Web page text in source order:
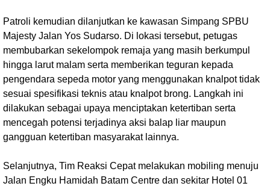
Patroli kemudian dilanjutkan ke kawasan Simpang SPBU
Majesty Jalan Yos Sudarso. Di lokasi tersebut, petugas
membubarkan sekelompok remaja yang masih berkumpul
hingga larut malam serta memberikan teguran kepada
pengendara sepeda motor yang menggunakan knalpot tidak
sesuai spesifikasi teknis atau knalpot brong. Langkah ini
dilakukan sebagai upaya menciptakan ketertiban serta
mencegah potensi terjadinya aksi balap liar maupun
gangguan ketertiban masyarakat lainnya.
Selanjutnya, Tim Reaksi Cepat melakukan mobiling menuju
Jalan Engku Hamidah Batam Centre dan sekitar Hotel 01